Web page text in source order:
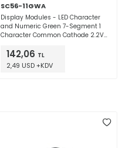
SC56-11GWA
Display Modules - LED Character
and Numeric Green 7-Segment 1
Character Common Cathode 2.2V
(19.05mm x 12.70mm x 8.00mm) 10-
DIP (0.600", 15.24mm)
142,06 TL
2,49 USD +KDV